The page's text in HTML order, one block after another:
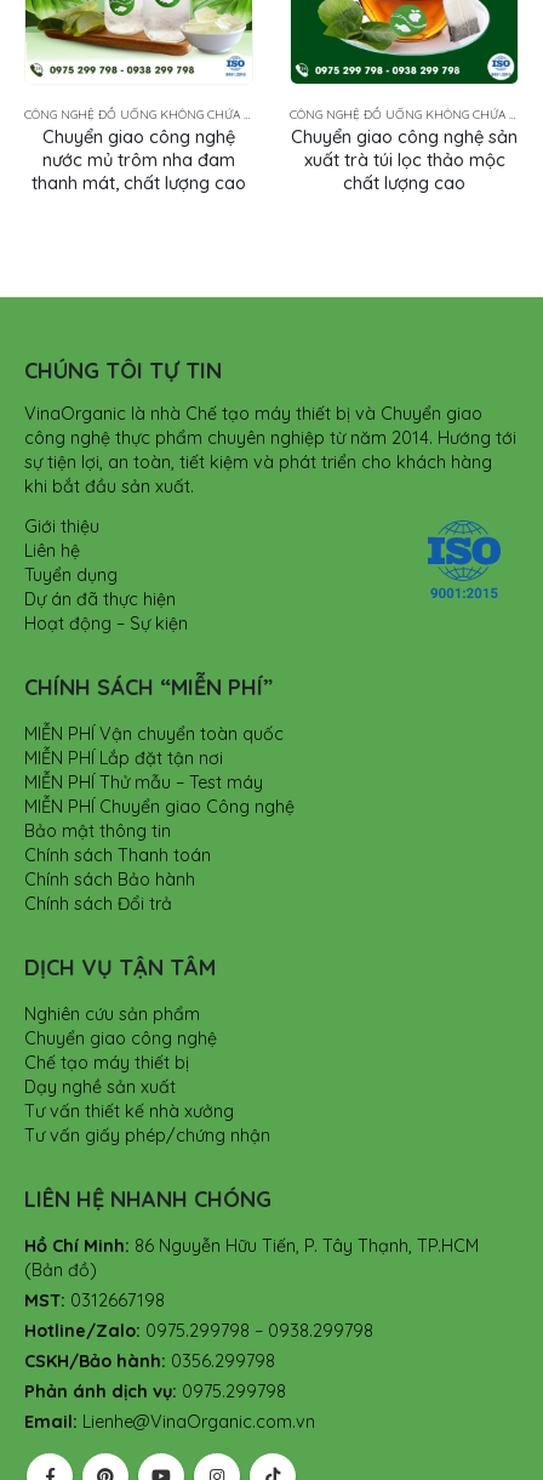
CÔNG NGHỆ ĐỒ UỐNG KHÔNG CHỨA SỮA
Chuyển giao công nghệ
nước mủ trôm nha đam
thanh mát, chất lượng cao
CÔNG NGHỆ ĐỒ UỐNG KHÔNG CHỨA SỮA
Chuyển giao công nghệ sản
xuất trà túi lọc thảo mộc
chất lượng cao
CHÚNG TÔI TỰ TIN
VinaOrganic là nhà Chế tạo máy thiết bị và Chuyển giao
công nghệ thực phẩm chuyên nghiệp từ năm 2014. Hướng tới
sự tiện lợi, an toàn, tiết kiệm và phát triển cho khách hàng
khi bắt đầu sản xuất.
Giới thiệu
Liên hệ
Tuyển dụng
Dự án đã thực hiện
Hoạt động – Sự kiện
CHÍNH SÁCH “MIỄN PHÍ”
MIỄN PHÍ Vận chuyển toàn quốc
MIỄN PHÍ Lắp đặt tận nơi
MIỄN PHÍ Thử mẫu – Test máy
MIỄN PHÍ Chuyển giao Công nghệ
Bảo mật thông tin
Chính sách Thanh toán
Chính sách Bảo hành
Chính sách Đổi trả
DỊCH VỤ TẬN TÂM
Nghiên cứu sản phẩm
Chuyển giao công nghệ
Chế tạo máy thiết bị
Dạy nghề sản xuất
Tư vấn thiết kế nhà xưởng
Tư vấn giấy phép/chứng nhận
LIÊN HỆ NHANH CHÓNG
Hồ Chí Minh: 86 Nguyễn Hữu Tiến, P. Tây Thạnh, TP.HCM
(Bản đồ)
MST: 0312667198
Hotline/Zalo: 0975.299798 – 0938.299798
CSKH/Bảo hành: 0356.299798
Phản ánh dịch vụ: 0975.299798
Email: Lienhe@VinaOrganic.com.vn